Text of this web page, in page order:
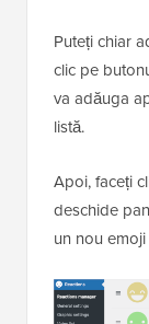
Puteți chiar
clic pe
va adăuga
listă.
Apoi, faceți
deschide
un nou